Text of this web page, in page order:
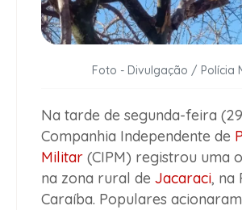
Foto - Divulgação / Polícia
Na tarde de segunda-feira
Companhia Independente de
Militar (CIPM) registrou uma
na zona rural de Jacaraci, na
Caraíba. Populares